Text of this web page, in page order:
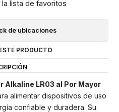
la lista de favoritos
de ubicaciones
PRODUCTO
Alkaline LR03 al Por Mayor
alimentar dispositivos de uso
confiable y duradera. Su